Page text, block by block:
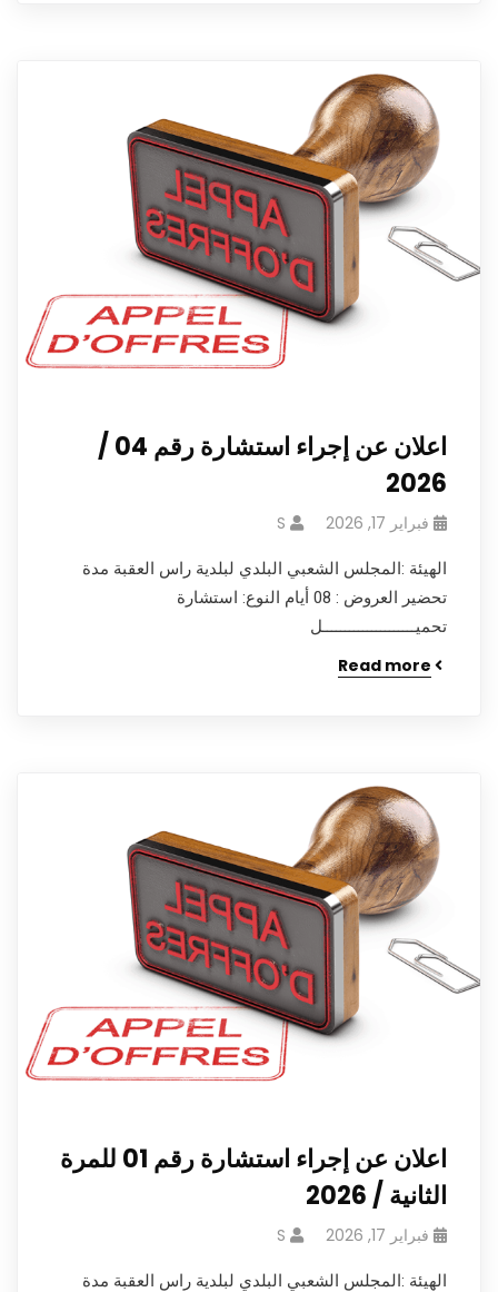
اعلان عن إجراء استشارة رقم 04 /
2026
فبراير 17, 2026 S
الهيئة :المجلس الشعبي البلدي لبلدية راس العقبة مدة
تحضير العروض : 08 أيام النوع: استشارة
تحميـــــــــــــــــــــل
Read more
اعلان عن إجراء استشارة رقم 01 للمرة
الثانية / 2026
فبراير 17, 2026 S
الهيئة :المجلس الشعبي البلدي لبلدية راس العقبة مدة